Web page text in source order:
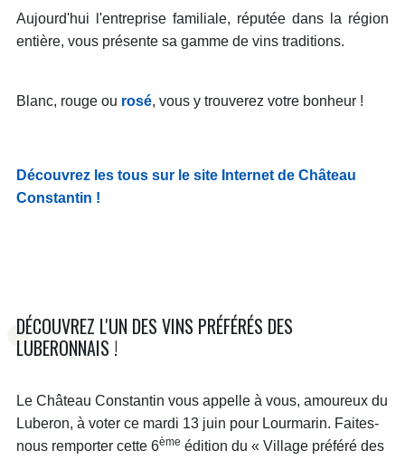
Aujourd'hui l'entreprise familiale, réputée dans la région
entière, vous présente sa gamme de vins traditions.
Blanc, rouge ou rosé, vous y trouverez votre bonheur !
Découvrez les tous sur le site Internet de Château
Constantin !
DÉCOUVREZ L'UN DES VINS PRÉFÉRÉS DES
LUBERONNAIS !
Le Château Constantin vous appelle à vous, amoureux du
Luberon, à voter ce mardi 13 juin pour Lourmarin. Faites-
nous remporter cette 6ème édition du « Village préféré des